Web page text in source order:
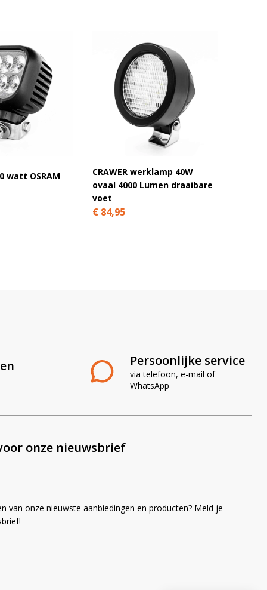
watt OSRAM
CRAWER werklamp 40W
ovaal 4000 Lumen draaibare
voet
€ 84,95
Persoonlijke service
via telefoon, e-mail of
WhatsApp
onze nieuwsbrief
van onze nieuwste aanbiedingen en producten? Meld je